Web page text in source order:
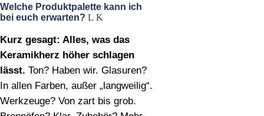
Welche Produktpalette kann ich
bei euch erwarten?
Kurz gesagt: Alles, was das
Keramikherz höher schlagen
lässt. Ton? Haben wir. Glasuren?
In allen Farben, außer „langweilig“.
Werkzeuge? Von zart bis grob.